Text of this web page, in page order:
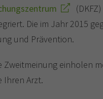
Die im Jahr 2015
und Prävention.
Zweitmeinung einholen
Ihren Arzt.